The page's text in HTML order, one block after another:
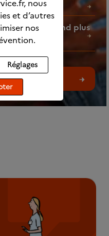
?
d’alcools rend plus
questions
nous
et d’autres
nos
Réglages